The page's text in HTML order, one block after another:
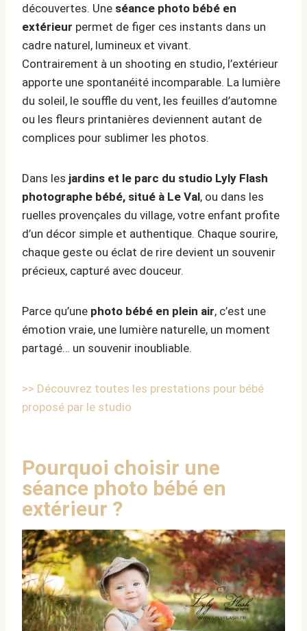
découvertes. Une séance photo bébé en
extérieur permet de figer ces instants dans un
cadre naturel, lumineux et vivant.
Contrairement à un shooting en studio, l’extérieur
apporte une spontanéité incomparable. La lumière
du soleil, le souffle du vent, les feuilles d’automne
ou les fleurs printanières deviennent autant de
complices pour sublimer les photos.
Dans les jardins et le parc du studio Lyly Flash
photographe bébé, situé à Le Val, ou dans les
ruelles provençales du village, votre enfant profite
d’un décor simple et authentique. Chaque sourire,
chaque geste ou éclat de rire devient un souvenir
précieux, capturé avec douceur.
Parce qu’une photo bébé en plein air, c’est une
émotion vraie, une lumière naturelle, un moment
partagé… un souvenir inoubliable.
>> Découvrez toutes les prestations pour bébé
proposé par le studio
Pourquoi choisir une
séance photo bébé en
extérieur ?